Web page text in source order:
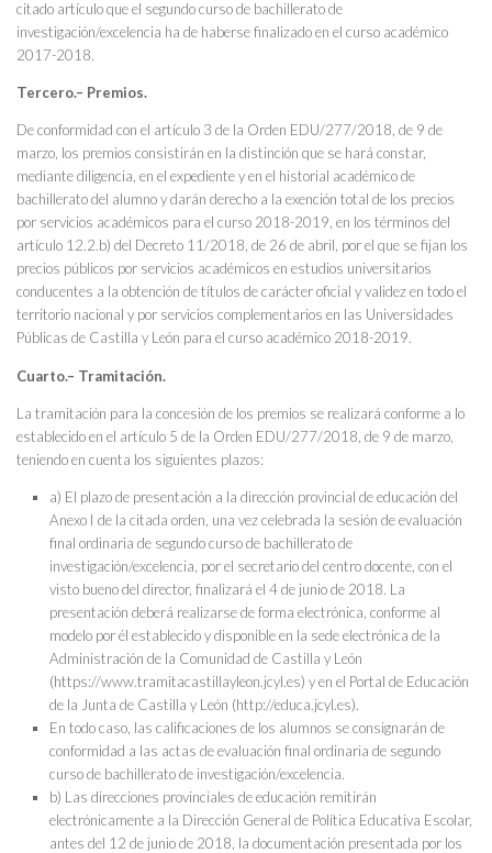
citado artículo que el segundo curso de bachillerato de
investigación/excelencia ha de haberse finalizado en el curso académico
2017-2018.
Tercero.– Premios.
De conformidad con el artículo 3 de la Orden EDU/277/2018, de 9 de
marzo, los premios consistirán en la distinción que se hará constar,
mediante diligencia, en el expediente y en el historial académico de
bachillerato del alumno y darán derecho a la exención total de los precios
por servicios académicos para el curso 2018-2019, en los términos del
artículo 12.2.b) del Decreto 11/2018, de 26 de abril, por el que se fijan los
precios públicos por servicios académicos en estudios universitarios
conducentes a la obtención de títulos de carácter oficial y validez en todo el
territorio nacional y por servicios complementarios en las Universidades
Públicas de Castilla y León para el curso académico 2018-2019.
Cuarto.– Tramitación.
La tramitación para la concesión de los premios se realizará conforme a lo
establecido en el artículo 5 de la Orden EDU/277/2018, de 9 de marzo,
teniendo en cuenta los siguientes plazos:
a) El plazo de presentación a la dirección provincial de educación del
Anexo I de la citada orden, una vez celebrada la sesión de evaluación
final ordinaria de segundo curso de bachillerato de
investigación/excelencia, por el secretario del centro docente, con el
visto bueno del director, finalizará el 4 de junio de 2018. La
presentación deberá realizarse de forma electrónica, conforme al
modelo por él establecido y disponible en la sede electrónica de la
Administración de la Comunidad de Castilla y León
(https://www.tramitacastillayleon.jcyl.es) y en el Portal de Educación
de la Junta de Castilla y León (http://educa.jcyl.es).
En todo caso, las calificaciones de los alumnos se consignarán de
conformidad a las actas de evaluación final ordinaria de segundo
curso de bachillerato de investigación/excelencia.
b) Las direcciones provinciales de educación remitirán
electrónicamente a la Dirección General de Política Educativa Escolar,
antes del 12 de junio de 2018, la documentación presentada por los